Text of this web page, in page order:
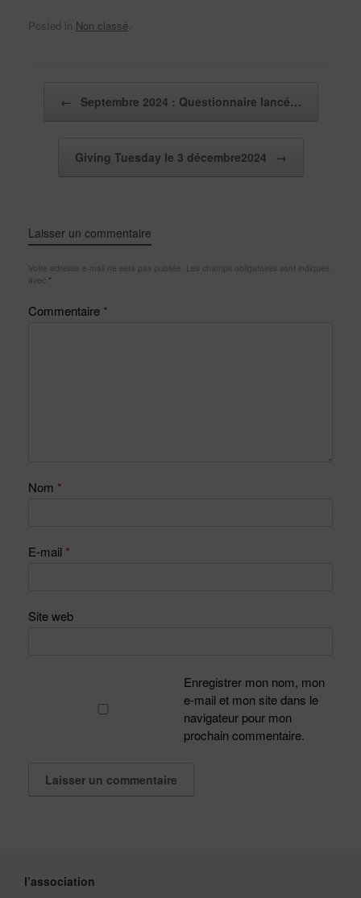
Posted in Non classé.
← Septembre 2024 : Questionnaire lancé…
Giving Tuesday le 3 décembre2024 →
Laisser un commentaire
Votre adresse e-mail ne sera pas publiée. Les champs obligatoires sont indiqués
avec *
Commentaire *
Nom *
E-mail *
Site web
Enregistrer mon nom, mon
e-mail et mon site dans le
navigateur pour mon
prochain commentaire.
l’association